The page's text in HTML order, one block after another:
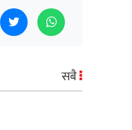
सबै